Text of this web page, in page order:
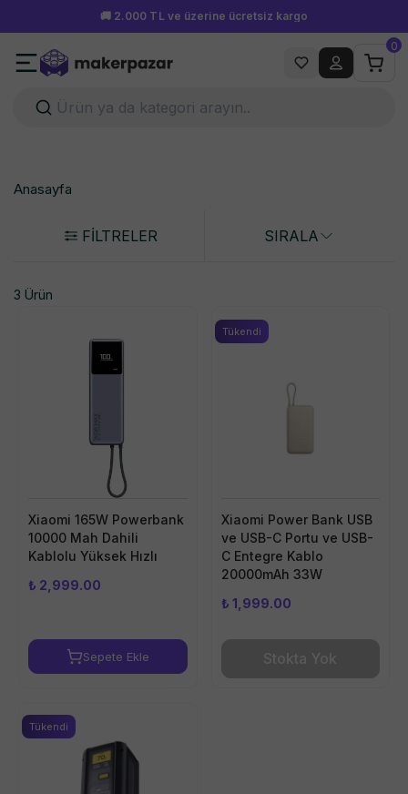
🚚 2.000 TL ve üzerine ücretsiz kargo
0
Anasayfa
FİLTRELER SIRALA
3 Ürün
Xiaomi 165W Powerbank
10000 Mah Dahili
Kablolu Yüksek Hızlı
₺ 2,999.00
Sepete Ekle
Xiaomi Power Bank USB
ve USB-C Portu ve USB-
C Entegre Kablo
20000mAh 33W
Tükendi
₺ 1,999.00
Stokta Yok
Tükendi